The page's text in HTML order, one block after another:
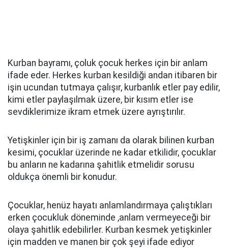
Kurban bayramı, çoluk çocuk herkes için bir anlam
ifade eder. Herkes kurban kesildiği andan itibaren bir
işin ucundan tutmaya çalışır, kurbanlık etler pay edilir,
kimi etler paylaşılmak üzere, bir kısım etler ise
sevdiklerimize ikram etmek üzere ayrıştırılır.
Yetişkinler için bir iş zamanı da olarak bilinen kurban
kesimi, çocuklar üzerinde ne kadar etkilidir, çocuklar
bu anların ne kadarına şahitlik etmelidir sorusu
oldukça önemli bir konudur.
Çocuklar, henüz hayatı anlamlandırmaya çalıştıkları
erken çocukluk döneminde ,anlam vermeyeceği bir
olaya şahitlik edebilirler. Kurban kesmek yetişkinler
için madden ve manen bir çok şeyi ifade ediyor